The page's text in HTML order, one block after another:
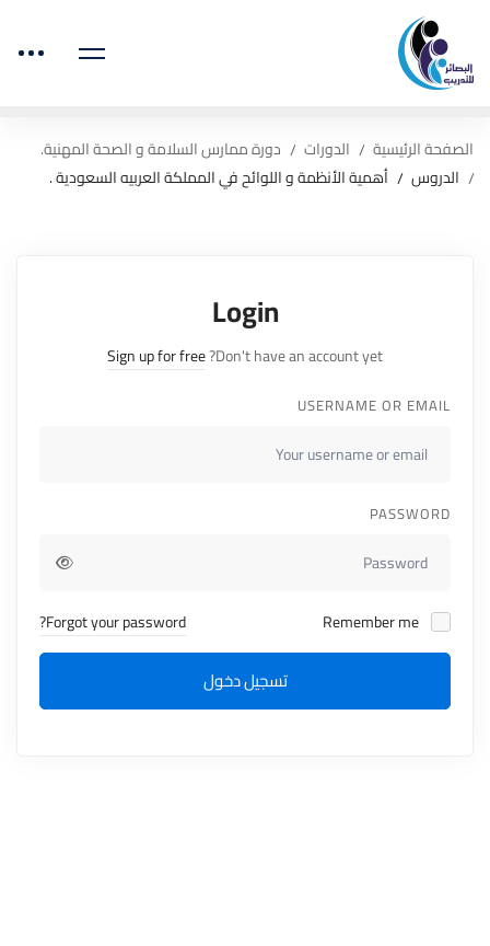
الصفحة الرئيسية الدورات
دورة ممارس السلامة و الصحة المهنية.
الدروس
أهمية الأنظمة و اللوائح في المملكة العربيه السعودية .
Login
Don't have an account yet?
Sign up for free
USERNAME OR EMAIL
PASSWORD
Forgot your password?
تسجيل دخول